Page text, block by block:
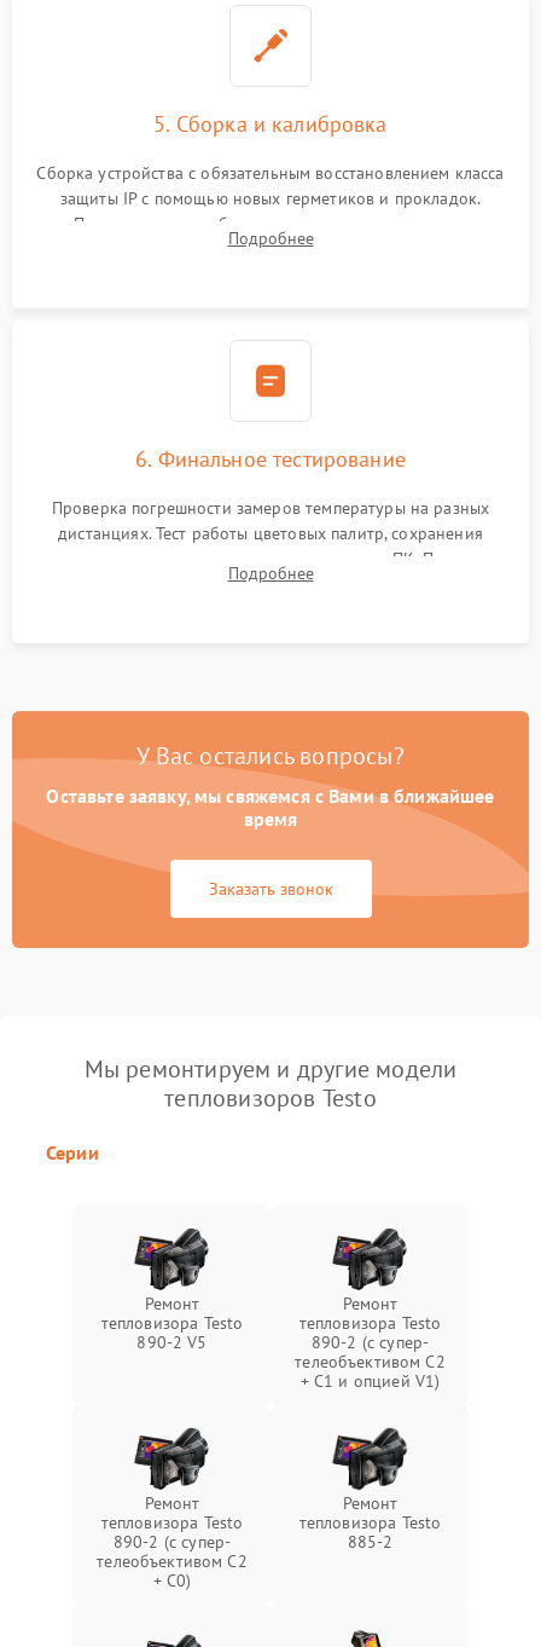
5. Сборка и калибровка
Сборка устройства с обязательным восстановлением класса
защиты IP с помощью новых герметиков и прокладок.
Программная калибровка матрицы по эталонному
абсолютно черному телу для точного измерения температур.
Подробнее
6. Финальное тестирование
Проверка погрешности замеров температуры на разных
дистанциях. Тест работы цветовых палитр, сохранения
термограмм в память и передачи данных на ПК. Проверка
автономности работы и итоговый контроль качества.
Подробнее
У Вас остались вопросы?
Оставьте заявку, мы свяжемся с Вами в ближайшее
время
Заказать звонок
Мы ремонтируем и другие модели
тепловизоров Testo
Серии
Ремонт
тепловизора Testo
890-2 V5
Ремонт
тепловизора Testo
890-2 (c супер-
телеобъективом C2
+ C1 и опцией V1)
Ремонт
тепловизора Testo
890-2 (c супер-
телеобъективом C2
+ C0)
Ремонт
тепловизора Testo
885-2